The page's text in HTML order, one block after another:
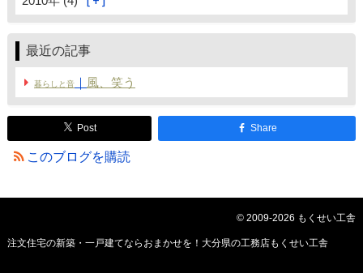
最近の記事
暮らしと音 ｜ 風、笑う
Post Share
このブログを購読
© 2009-2026 もくせい工舎
注文住宅の新築・一戸建てならおまかせを！大分県の工務店もくせい工舎